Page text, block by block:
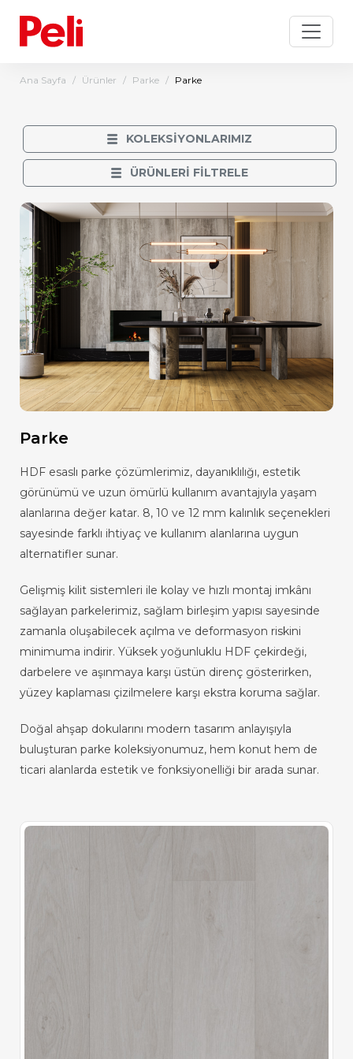
Ana Sayfa Ürünler Parke Parke
KOLEKSİYONLARIMIZ
ÜRÜNLERİ FİLTRELE
Parke
HDF esaslı parke çözümlerimiz, dayanıklılığı, estetik
görünümü ve uzun ömürlü kullanım avantajıyla yaşam
alanlarına değer katar. 8, 10 ve 12 mm kalınlık seçenekleri
sayesinde farklı ihtiyaç ve kullanım alanlarına uygun
alternatifler sunar.
Gelişmiş kilit sistemleri ile kolay ve hızlı montaj imkânı
sağlayan parkelerimiz, sağlam birleşim yapısı sayesinde
zamanla oluşabilecek açılma ve deformasyon riskini
minimuma indirir. Yüksek yoğunluklu HDF çekirdeği,
darbelere ve aşınmaya karşı üstün direnç gösterirken,
yüzey kaplaması çizilmelere karşı ekstra koruma sağlar.
Doğal ahşap dokularını modern tasarım anlayışıyla
buluşturan parke koleksiyonumuz, hem konut hem de
ticari alanlarda estetik ve fonksiyonelliği bir arada sunar.